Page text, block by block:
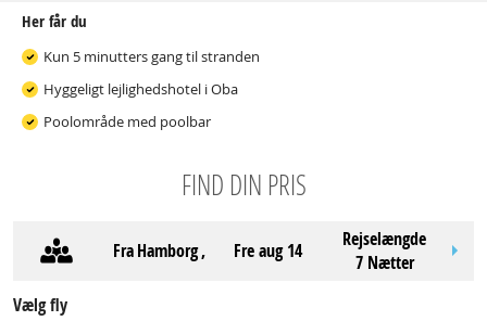
Her får du
Kun 5 minutters gang til stranden
Hyggeligt lejlighedshotel i Oba
Poolområde med poolbar
FIND DIN PRIS
Fra Hamborg, fre aug 14
Rejselængde
7 Nætter
Vælg fly